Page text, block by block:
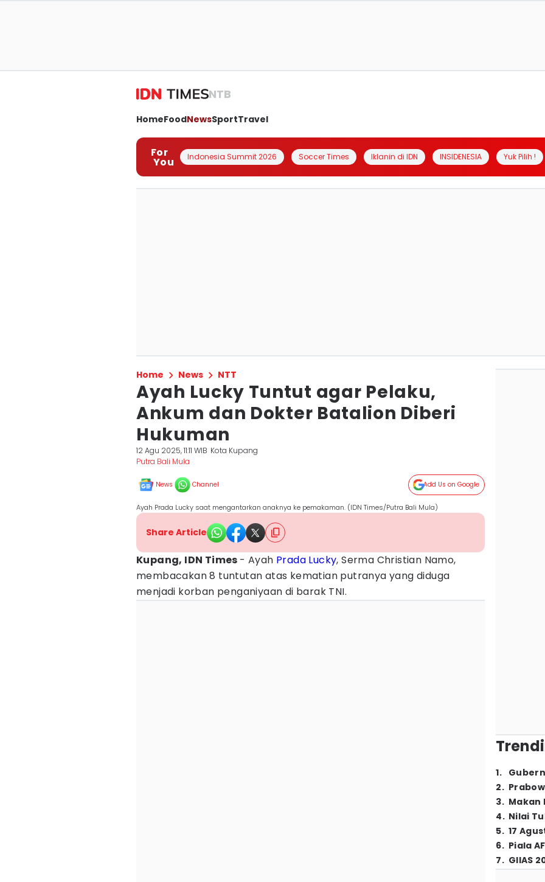
NTB
HomeFoodNewsSportTravel
For
You Indonesia Summit 2026 Soccer Times Iklanin di IDN INSIDENESIA Yuk Pilih !
Home News NTT
Ayah Lucky Tuntut agar Pelaku,
Ankum dan Dokter Batalion Diberi
Hukuman
12 Agu 2025, 11:11 WIB Kota Kupang
Putra Bali Mula
News Channel Add Us on Google
Ayah Prada Lucky saat mengantarkan anaknya ke pemakaman. (IDN Times/Putra Bali Mula)
Share Article
Kupang, IDN Times - Ayah Prada Lucky, Serma Christian Namo,
membacakan 8 tuntutan atas kematian putranya yang diduga
menjadi korban penganiyaan di barak TNI.
1.
2.
3. Makan
4. Nilai
5. 17
6. Piala
7. GIIAS